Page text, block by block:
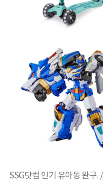
SSG닷컴 인기 유아동 완구.